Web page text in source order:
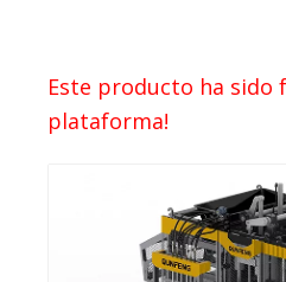
Este producto ha sido
plataforma!